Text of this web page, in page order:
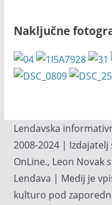
Naključne
Lendavska
2008-2024 |
OnLine., Leon Novak
Lendava | Medij je
kulturo pod